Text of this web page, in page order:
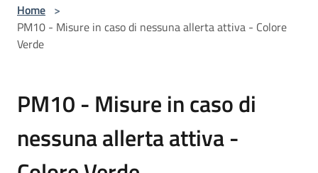
Home >
PM10 - Misure in caso di nessuna allerta attiva - Colore
Verde
PM10 - Misure in caso di
nessuna allerta attiva -